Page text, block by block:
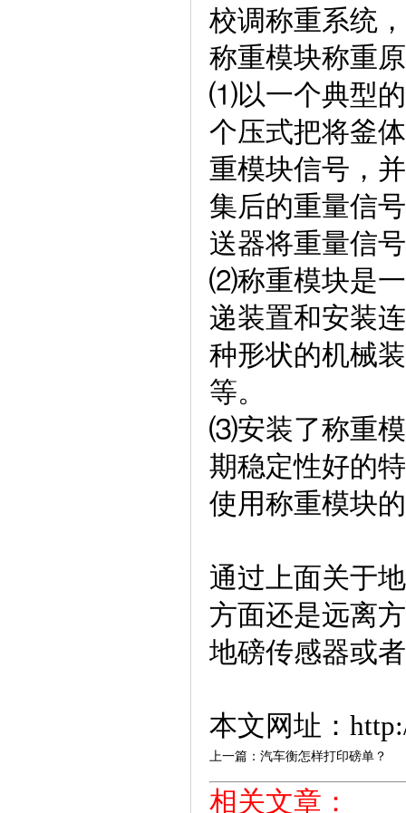
校调称重系统
称重模块称重
⑴以一个典型
个压式把将釜
重模块信号，
集后的重量信
送器将重量信
⑵称重模块是
递装置和安装
种形状的机械
等。
⑶安装了称重
期稳定性好的
使用称重模块
通过上面关于
方面还是远离
地磅传感器或
本文网址：
上一篇：汽车衡怎样打印磅单？
相关文章：